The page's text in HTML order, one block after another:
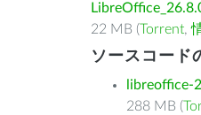
22 MB (Torrent,
ソースコード
libreoffice-
288 MB (